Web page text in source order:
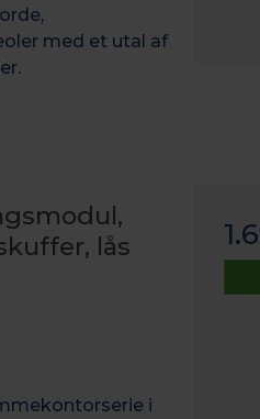
med et utal af
lås
i